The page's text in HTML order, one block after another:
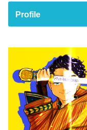
Profile